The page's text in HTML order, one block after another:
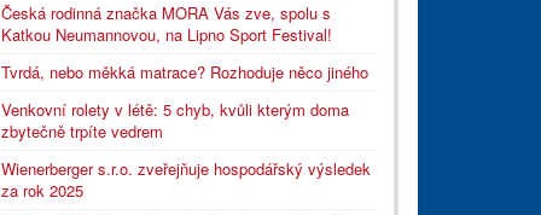
Česká rodinná značka MORA Vás zve, spolu s
Katkou Neumannovou, na Lipno Sport Festival!
Tvrdá, nebo měkká matrace? Rozhoduje něco jiného
Venkovní rolety v létě: 5 chyb, kvůli kterým doma
zbytečně trpíte vedrem
Wienerberger s.r.o. zveřejňuje hospodářský výsledek
za rok 2025